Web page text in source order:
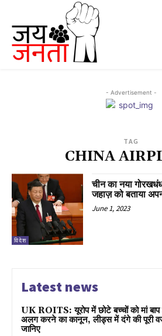
- Advertisement -
TAG
CHINA
विदेश
चीन का नया
जहाज़ को बताया
June 1, 2023
Latest news
UK ROITS: यूरोप में छोटे बच्चों को मां
अलग करने का कानून, लीड्स में दंगे की पूरी
जानिए